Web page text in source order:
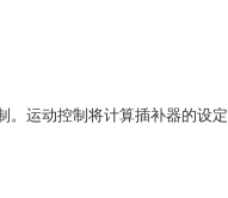
。运动控制将计算插补器的设定